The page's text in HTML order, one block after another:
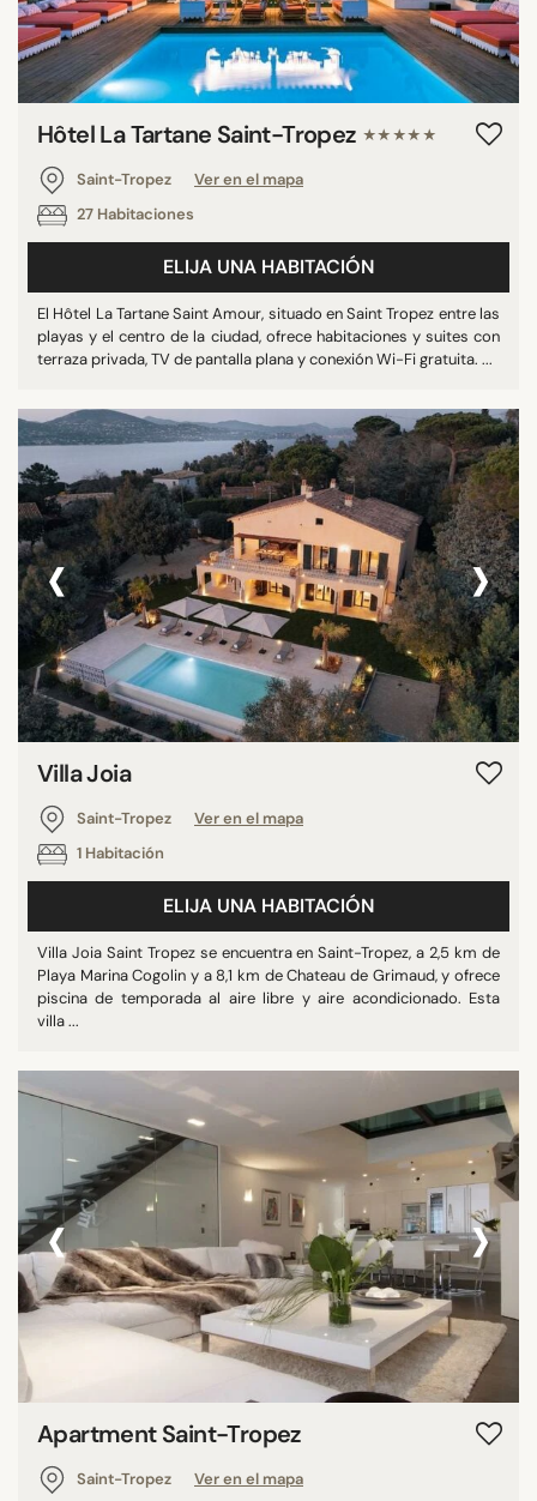
Hôtel La Tartane Saint-Tropez ★★★★★
Saint-Tropez
Ver en el mapa
27 Habitaciones
ELIJA UNA HABITACIÓN
El Hôtel La Tartane Saint Amour, situado en Saint Tropez entre las
playas y el centro de la ciudad, ofrece habitaciones y suites con
terraza privada, TV de pantalla plana y conexión Wi-Fi gratuita. ...
‹ ›
Villa Joia
Saint-Tropez
Ver en el mapa
1 Habitación
ELIJA UNA HABITACIÓN
Villa Joia Saint Tropez se encuentra en Saint-Tropez, a 2,5 km de
Playa Marina Cogolin y a 8,1 km de Chateau de Grimaud, y ofrece
piscina de temporada al aire libre y aire acondicionado. Esta
villa ...
‹ ›
Apartment Saint-Tropez
Saint-Tropez
Ver en el mapa